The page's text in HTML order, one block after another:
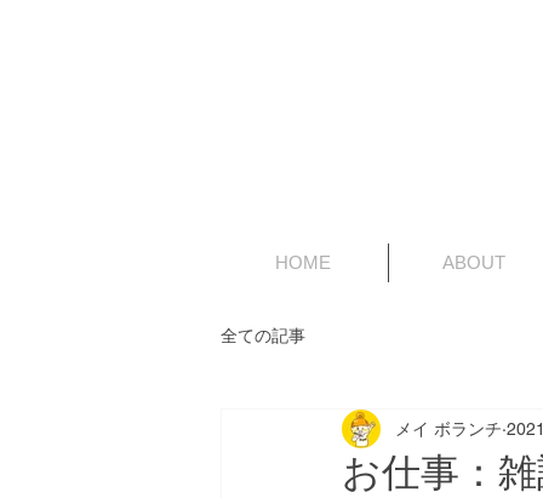
HOME ABOUT
全ての記事
お仕事：
メイ ボランチ